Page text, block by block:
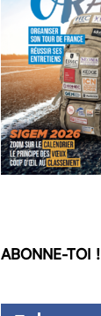
ABONNE-TOI !